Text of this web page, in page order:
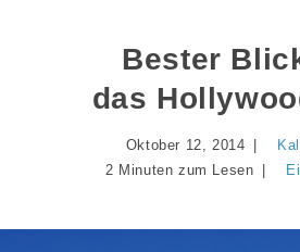
Bester
das
Oktober 12, 2014
2 Minuten zum Lesen